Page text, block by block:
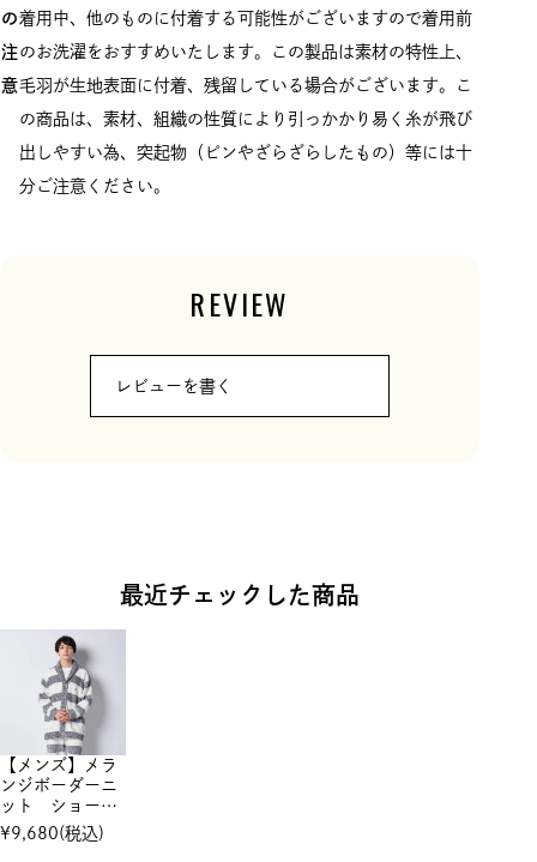
の
注
意
着用中、他のものに付着する可能性がございますので着用前
のお洗濯をおすすめいたします。この製品は素材の特性上、
毛羽が生地表面に付着、残留している場合がございます。こ
の商品は、素材、組織の性質により引っかかり易く糸が飛び
出しやすい為、突起物（ピンやざらざらしたもの）等には十
分ご注意ください。
REVIEW
レビューを書く
最近チェックした商品
【メンズ】メラ
ンジボーダーニ
ット ショール
カーディガン
¥9,680(税込)